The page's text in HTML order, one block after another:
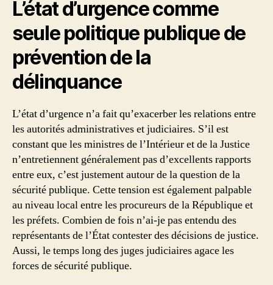
L’état d’urgence comme
seule politique publique de
prévention de la
délinquance
L’état d’urgence n’a fait qu’exacerber les relations entre
les autorités administratives et judiciaires. S’il est
constant que les ministres de l’Intérieur et de la Justice
n’entretiennent généralement pas d’excellents rapports
entre eux, c’est justement autour de la question de la
sécurité publique. Cette tension est également palpable
au niveau local entre les procureurs de la République et
les préfets. Combien de fois n’ai-je pas entendu des
représentants de l’État contester des décisions de justice.
Aussi, le temps long des juges judiciaires agace les
forces de sécurité publique.